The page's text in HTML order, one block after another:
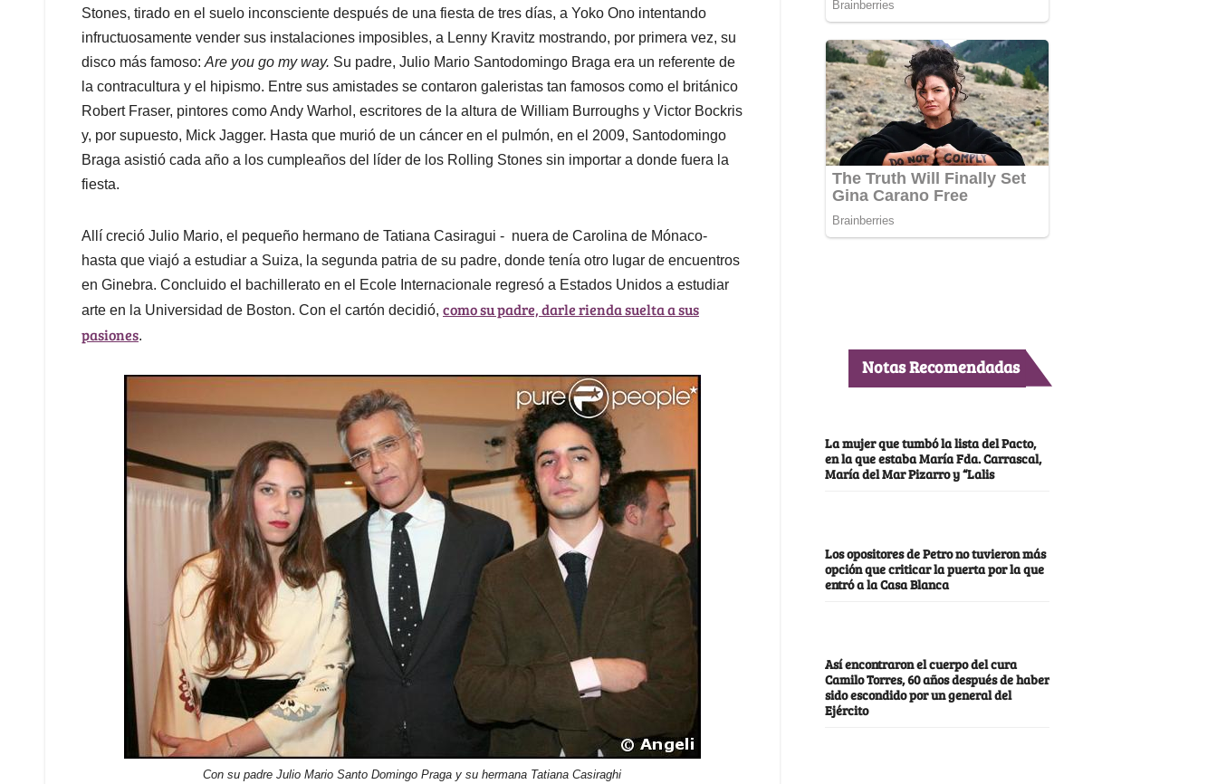
p
p
o
k
I
n
s
Stones, tirado en el suelo inconsciente después de una fiesta de tres días, a Yoko Ono intentando
infructuosamente vender sus instalaciones imposibles, a Lenny Kravitz mostrando, por primera vez, su
disco más famoso: Are you go my way. Su padre, Julio Mario Santodomingo Braga era un referente de
la contracultura y el hipismo. Entre sus amistades se contaron galeristas tan famosos como el británico
Robert Fraser, pintores como Andy Warhol, escritores de la altura de William Burroughs y Victor Bockris
y, por supuesto, Mick Jagger. Hasta que murió de un cáncer en el pulmón, en el 2009, Santodomingo
Braga asistió cada año a los cumpleaños del líder de los Rolling Stones sin importar a donde fuera la
fiesta.
Allí creció Julio Mario, el pequeño hermano de Tatiana Casiragui - nuera de Carolina de Mónaco-
hasta que viajó a estudiar a Suiza, la segunda patria de su padre, donde tenía otro lugar de encuentros
en Ginebra. Concluido el bachillerato en el Ecole Internacionale regresó a Estados Unidos a estudiar
arte en la Universidad de Boston. Con el cartón decidió, como su padre, darle rienda suelta a sus
pasiones.
Con su padre Julio Mario Santo Domingo Praga y su hermana Tatiana Casiraghi
Notas Recomendadas
La mujer que tumbó la lista del Pacto,
en la que estaba María Fda. Carrascal,
María del Mar Pizarro y “Lalis
Los opositores de Petro no tuvieron más
opción que criticar la puerta por la que
entró a la Casa Blanca
Así encontraron el cuerpo del cura
Camilo Torres, 60 años después de haber
sido escondido por un general del
Ejército